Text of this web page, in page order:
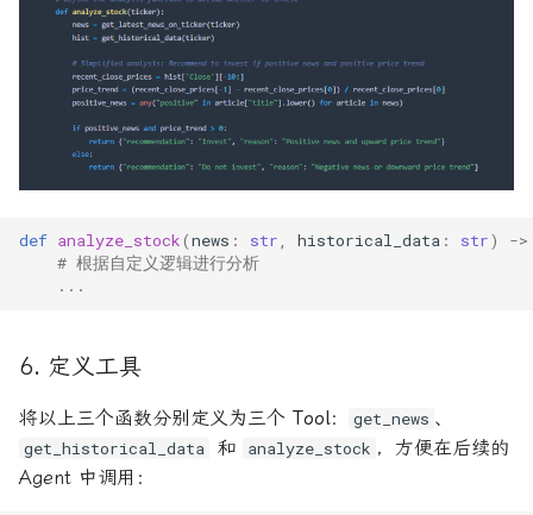
def analyze_stock(news : str, historical_data : str)
->
# 根据自定义逻辑进行分析
...
6. 定义工具
将以上三个函数分别定义为三个 Tool： get_news 、
get_historical_data 和 analyze_stock ，方便在后续的
Agent 中调用：